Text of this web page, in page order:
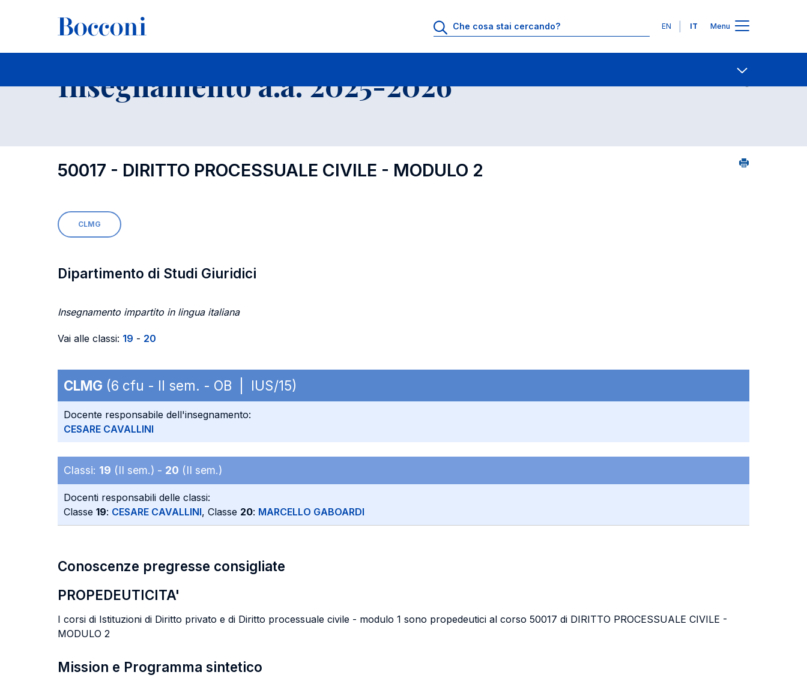
Lingue
EN IT Menu
- Contatti
Insegnamento a.a. 2025-2026
50017 - DIRITTO PROCESSUALE CIVILE - MODULO 2
CLMG
Dipartimento di Studi Giuridici
Insegnamento impartito in lingua italiana
Vai alle classi: 19 - 20
CLMG (6 cfu - II sem. - OB | IUS/15)
Docente responsabile dell'insegnamento:
CESARE CAVALLINI
Classi: 19 (II sem.) - 20 (II sem.)
Docenti responsabili delle classi:
Classe 19: CESARE CAVALLINI, Classe 20: MARCELLO GABOARDI
Conoscenze pregresse consigliate
PROPEDEUTICITA'
I corsi di Istituzioni di Diritto privato e di Diritto processuale civile - modulo 1 sono propedeutici al corso 50017 di DIRITTO PROCESSUALE CIVILE -
MODULO 2
Mission e Programma sintetico